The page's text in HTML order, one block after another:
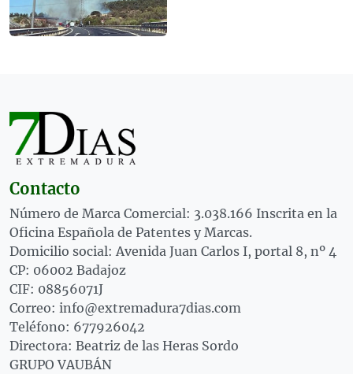
Contacto
Número de Marca Comercial: 3.038.166 Inscrita en la
Oficina Española de Patentes y Marcas.
Domicilio social: Avenida Juan Carlos I, portal 8, nº 4
CP: 06002 Badajoz
CIF: 08856071J
Correo: info@extremadura7dias.com
Teléfono: 677926042
Directora: Beatriz de las Heras Sordo
GRUPO VAUBÁN